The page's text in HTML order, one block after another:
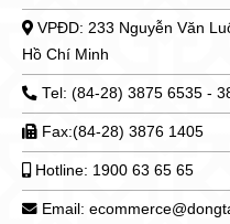
VPĐD: 233 Nguyễn Văn
Hồ Chí Minh
Tel: (84-28) 3875 6535 -
Fax:(84-28) 3876 1405
Hotline: 1900 63 65 65
Email: